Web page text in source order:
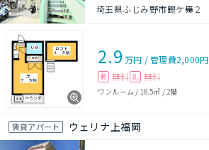
埼玉県ふじみ野市鶴ケ舞２
2.9 万円 /管理費2,000円
敷 無料 礼 無料
ワンルーム / 18.5㎡ / 2階
賃貸アパート ウェリナ上福岡